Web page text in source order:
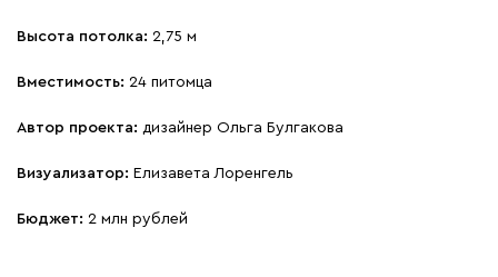
Высота потолка: 2,75 м
Вместимость: 24 питомца
Автор проекта: дизайнер Ольга Булгакова
Визуализатор: Елизавета Лоренгель
Бюджет: 2 млн рублей